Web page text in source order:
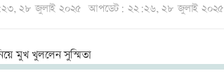
২৮ জুলাই ২০২৫ আপডেট: ২২:২৬, ২৮ জুলাই ২০২৫